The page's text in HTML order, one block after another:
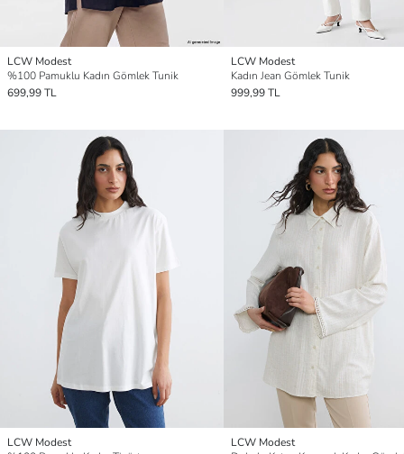
LCW Modest
%100 Pamuklu Kadın Gömlek Tunik
699,99 TL
LCW Modest
Kadın Jean Gömlek Tunik
999,99 TL
LCW Modest
LCW Modest